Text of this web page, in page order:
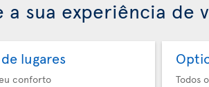
a sua experiência de
lugares
conforto
Todos